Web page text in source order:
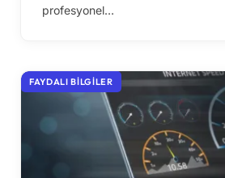
profesyonel…
FAYDALI BILGILER